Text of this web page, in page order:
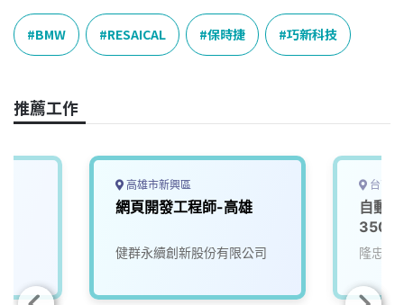
c
e
b
o
k
e
r
e
a
n
k
e
n
p
y
L
k
BMW RESAICAL 保時捷 巧新科技
推薦工作
高雄市新興區
網頁開發工程師-高雄
健群永續創新股份有限公司
台南
自動
隆忠企